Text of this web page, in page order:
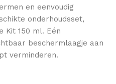
en eenvoudig
onderhoudsset,
Kit 150 ml. Eén
beschermlaagje aan
verminderen.